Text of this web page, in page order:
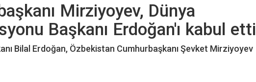
Mirziyoyev, Dünya
Başkanı Erdoğan'ı kabul etti
Bilal Erdoğan, Özbekistan Cumhurbaşkanı Şevket Mirziyoyev